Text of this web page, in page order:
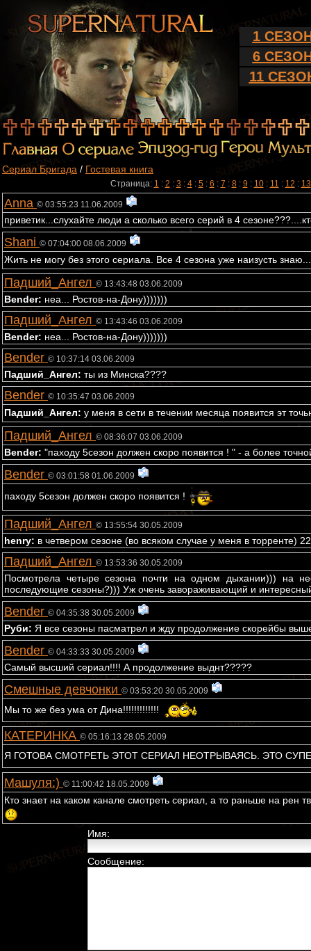
1
6
11
Сериал Бригада / Гостевая книга
Страница: 1 : 2 : 3 : 4: 5: 6 : 7 : 8: 9 : 10: 11 : 12 : 13
Anna © 03:55:23 11.06.2009
приветик...слухайте люди а сколько всего серий в 4
Shani © 07:04:00 08.06.2009
Жить не могу без этого сериала. Все 4 сезона уже наизусть
Падший_Ангел © 13:43:48 03.06.2009
Bender: неа... Ростов-на-Дону)))))))
Падший_Ангел © 13:43:46 03.06.2009
Bender: неа... Ростов-на-Дону)))))))
Bender © 10:37:14 03.06.2009
Падший_Ангел: ты из Минска????
Bender © 10:35:47 03.06.2009
Падший_Ангел: у меня в сети в течении месяца появится эт
Падший_Ангел © 08:36:07 03.06.2009
Bender: "паходу 5сезон должен скоро появится ! " - а более
Bender © 03:01:58 01.06.2009
паходу 5сезон должен скоро появится !
Падший_Ангел © 13:55:54 30.05.2009
henry: в четвером сезоне (во всяком случае у меня в торренте)
Падший_Ангел © 13:53:36 30.05.2009
Посмотрела четыре сезона почти на одном дыхании))) на
последующие сезоны?))) Уж очень завораживающий и
Bender © 04:35:38 30.05.2009
Руби: Я все сезоны пасматрел и жду продолжение скорейбы
Bender © 04:33:33 30.05.2009
Самый высший сериал!!!! А продолжение выднт?????
Смешные девчонки © 03:53:20 30.05.2009
Мы то же без ума от Дина!!!!!!!!!!!!!
КАТЕРИНКА © 05:16:13 28.05.2009
Я ГОТОВА СМОТРЕТЬ ЭТОТ СЕРИАЛ НЕОТРЫВАЯСЬ. ЭТО
Машуля:) © 11:00:42 18.05.2009
Кто знает на каком канале смотреть сериал, а то раньше на рен
Имя:
Сообщение: